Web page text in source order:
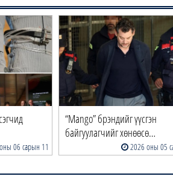
06 сарын 11
“Mango” брэндийг үүсгэн
байгуулагчийг хөнөөсө…
2026 оны 05